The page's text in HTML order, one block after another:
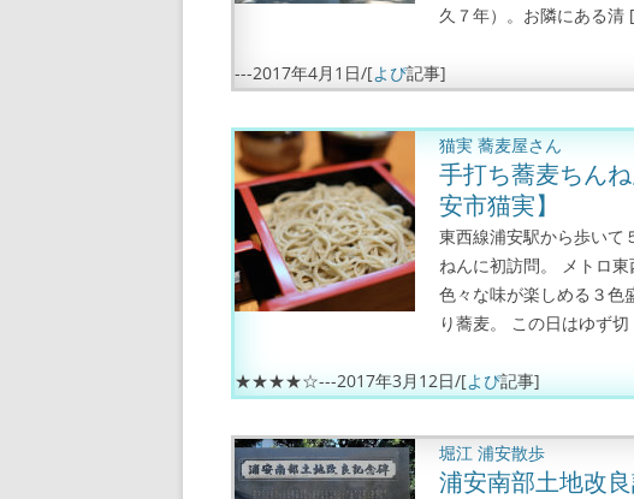
久７年）。お隣にある清
---2017年4月1日/[よぴ記事]
猫実 蕎麦屋さん
手打ち蕎麦ちん
安市猫実】
東西線浦安駅から歩いて
ねんに初訪問。 メトロ
色々な味が楽しめる３色
り蕎麦。 この日はゆず
★★★★☆---2017年3月12日/[よぴ記事]
堀江 浦安散歩
浦安南部土地改